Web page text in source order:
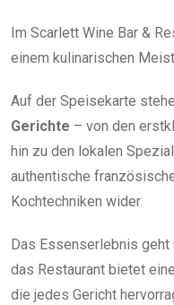
Im Scarlett Wine Bar &
einem kulinarischen
Auf der Speisekarte
Gerichte – von den
hin zu den lokalen
authentische
Kochtechniken wider.
Das Essenserlebnis geht
das Restaurant bietet eine
die jedes Gericht